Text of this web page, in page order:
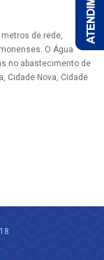
de rede,
O Água
no abastecimento de
Cidade Nova, Cidade